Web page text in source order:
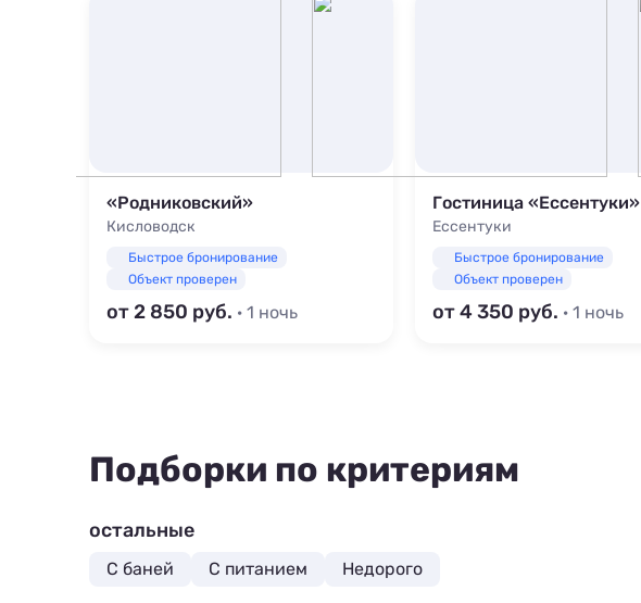
«Родниковский»
Кисловодск
Быстрое бронирование
Объект проверен
от 2 850 · 1 ночь
Гостиница «Ессентуки»
Ессентуки
Быстрое бронирование
Объект проверен
от 4 350 · 1 ночь
Подборки по критериям
остальные
С баней С питанием Недорого